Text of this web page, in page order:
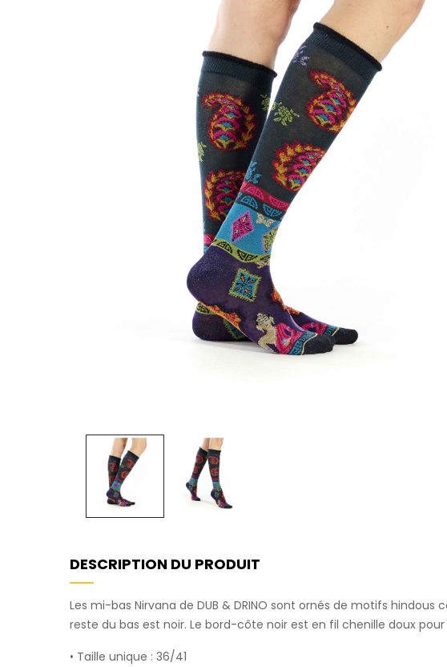
DESCRIPTION DU PRODUIT
Les mi-bas Nirvana de DUB & DRINO sont ornés de motifs
reste du bas est noir. Le bord-côte noir est en fil chenille doux
• Taille unique : 36/41